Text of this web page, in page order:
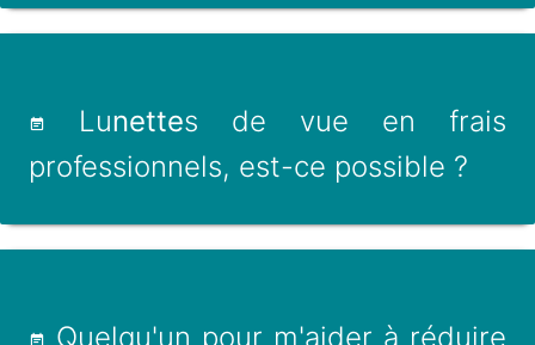
Lunettes de vue en frais
professionnels, est-ce possible ?
Quelqu'un pour m'aider à réduire